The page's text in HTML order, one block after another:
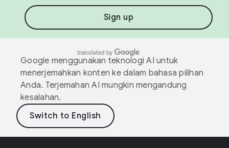
Sign up
Google menggunakan teknologi AI untuk
menerjemahkan konten ke dalam bahasa pilihan
Anda. Terjemahan AI mungkin mengandung
kesalahan.